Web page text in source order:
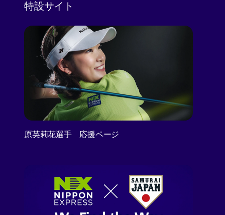
特設サイト
原英莉花選手 応援ページ